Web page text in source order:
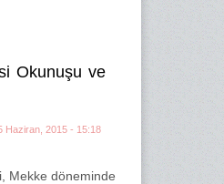
Okunuşu ve
Haziran, 2015 - 15:18
Mekke döneminde